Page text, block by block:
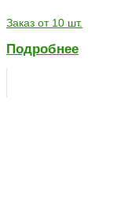
Заказ от 10 шт.
Подробнее